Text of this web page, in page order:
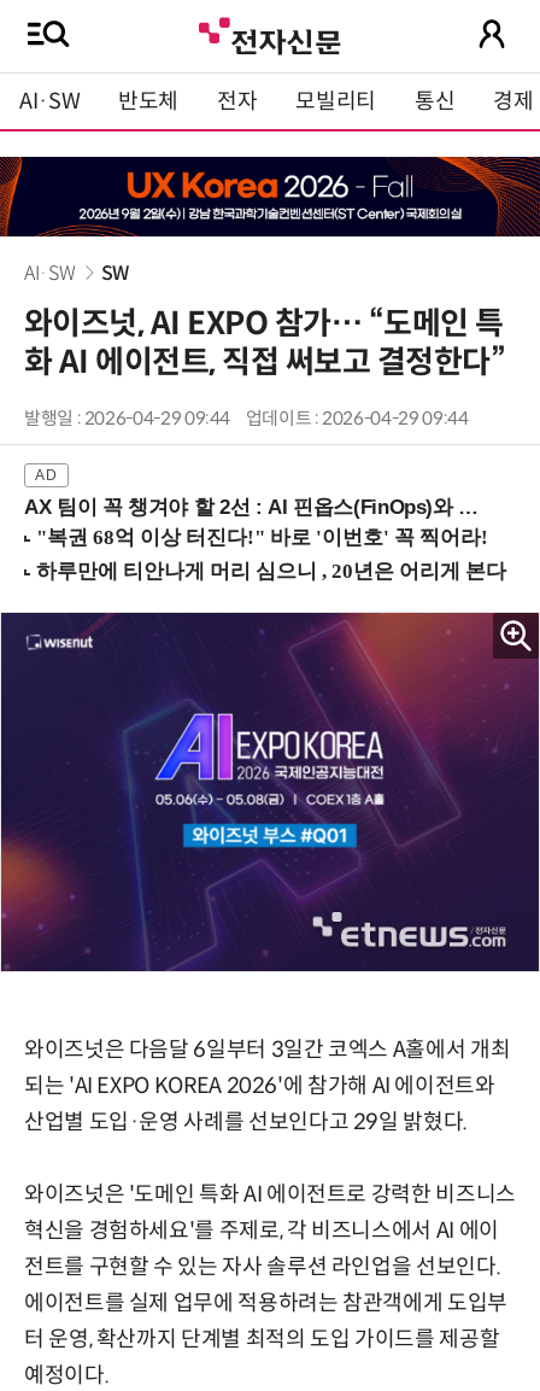
AI·SW 반도체 전자 모빌리티 통신 경제
AI·SW SW
와이즈넛, AI EXPO 참가… “도메인 특
화 AI 에이전트, 직접 써보고 결정한다”
발행일 : 2026-04-29 09:44 업데이트 : 2026-04-29 09:44
AX 팀이 꼭 챙겨야 할 2선 : AI 핀옵스(FinOps)와 토큰 거버넌스 (8/21 잠실역)
와이즈넛은 다음달 6일부터 3일간 코엑스 A홀에서 개최
되는 'AI EXPO KOREA 2026'에 참가해 AI 에이전트와
산업별 도입·운영 사례를 선보인다고 29일 밝혔다.
와이즈넛은 '도메인 특화 AI 에이전트로 강력한 비즈니스
혁신을 경험하세요'를 주제로, 각 비즈니스에서 AI 에이
전트를 구현할 수 있는 자사 솔루션 라인업을 선보인다.
에이전트를 실제 업무에 적용하려는 참관객에게 도입부
터 운영, 확산까지 단계별 최적의 도입 가이드를 제공할
예정이다.